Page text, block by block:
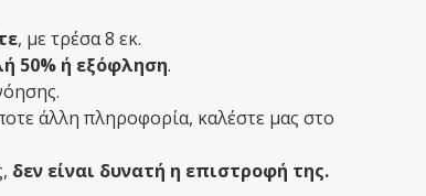
, με τρέσα 8 εκ.
50% ή εξόφληση.
άλλη πληροφορία, καλέστε μας στο
δεν είναι δυνατή η επιστροφή της.